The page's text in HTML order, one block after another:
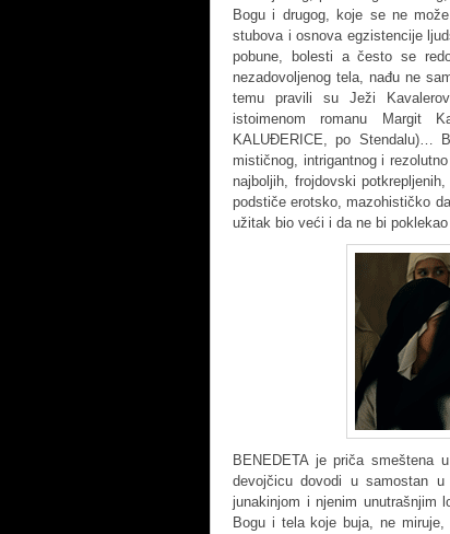
Bogu i drugog, koje se ne
stubova i osnova egzistencije
pobune, bolesti a često se
nezadovoljenog tela, nađu ne
temu pravili su Ježi
istoimenom romanu Margit
KALUĐERICE, po Stendalu)…
mističnog, intrigantnog i
najboljih, frojdovski
podstiče erotsko, mazohističko
užitak bio veći i da ne bi
BENEDETA je priča
devojčicu dovodi u samostan
junakinjom i njenim unutrašnjim
Bogu i tela koje buja, ne